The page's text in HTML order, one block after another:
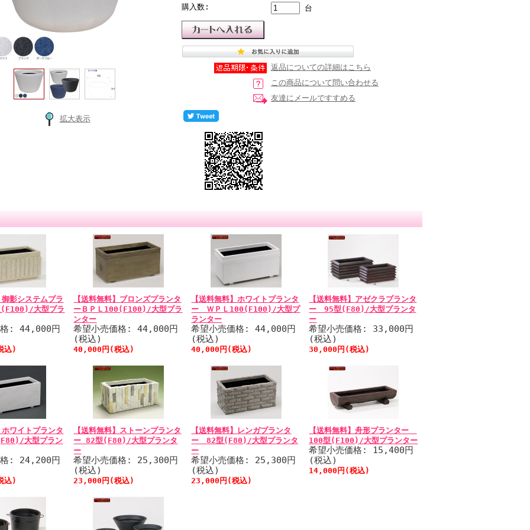
拡大表示
購入数: 台
返品についての詳細はこちら
この商品について問い合わせる
友達にメールですすめる
影システムプラ
(F100)/大型プラ
格: 44,000円
込)
【送料無料】ブロンズプランタ
ーＢＰＬ100(F100)/大型プラ
ンター
希望小売価格: 44,000円
(税込)
40,000円(税込)
【送料無料】ホワイトプランタ
ー ＷＰＬ100(F100)/大型プ
ランター
希望小売価格: 44,000円
(税込)
40,000円(税込)
【送料無料】アゼクラプランタ
ー 95型(F80)/大型プランタ
ー
希望小売価格: 33,000円
(税込)
30,000円(税込)
ワイトプランタ
大型プラン
格: 24,200円
込)
【送料無料】ストーンプランタ
ー 82型(F80)/大型プランタ
ー
希望小売価格: 25,300円
(税込)
23,000円(税込)
【送料無料】レンガプランタ
ー 82型(F80)/大型プランタ
ー
希望小売価格: 25,300円
(税込)
23,000円(税込)
【送料無料】舟形プランター
100型(F100)/大型プランター
希望小売価格: 15,400円
(税込)
14,000円(税込)